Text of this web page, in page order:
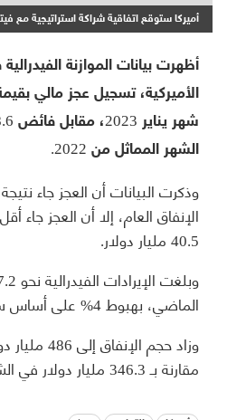
أميركا ستوقع اتفاقية شراكة استراتيجية مع
أظهرت بيانات الموازنة
الشهر المماثل من 2022.
وذكرت البيانات أن العجز جاء
الإنفاق العام، إلا أن العجز جاء
40.5 مليار دولار.
الماضي، بهبوط 4% على أساس سنوي.
وزاد حجم
مقارنة بـ 346.3 مليار دولار في الشهر المماثل من 2022.